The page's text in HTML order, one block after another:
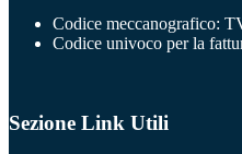
Codice meccanografico:
Codice univoco per la
Sezione Link Utili